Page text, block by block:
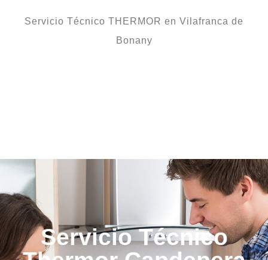
Servicio Técnico THERMOR en Vilafranca de
Bonany
Servicio Técnico